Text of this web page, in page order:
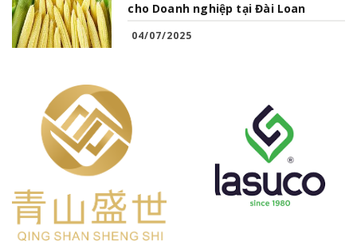
cho Doanh nghiệp tại Đài Loan
04/07/2025